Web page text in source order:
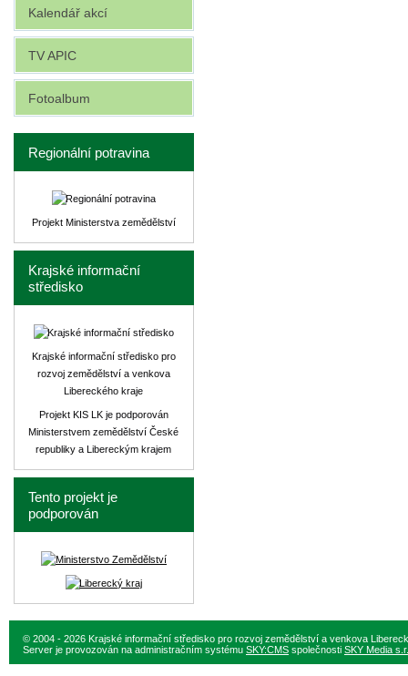
Kalendář akcí
TV APIC
Fotoalbum
Regionální potravina
Projekt Ministerstva zemědělství
Krajské informační
středisko
Krajské informační středisko pro
rozvoj zemědělství a venkova
Libereckého kraje
Projekt KIS LK je podporován
Ministerstvem zemědělství České
republiky a Libereckým krajem
Tento projekt je
podporován
© 2004 - 2026 Krajské informační středisko pro rozvoj zemědělství a venkova
Server je provozován na administračním systému SKY:CMS společnosti SKY Media